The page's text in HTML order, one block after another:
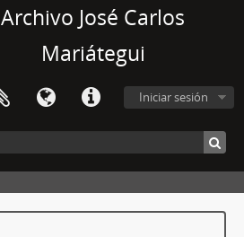
Archivo José Carlos
Mariátegui
Iniciar sesión